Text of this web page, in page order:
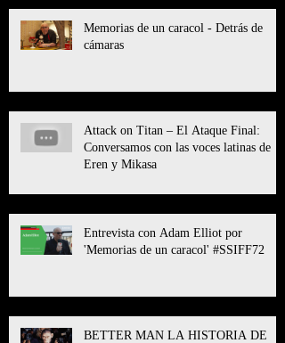
Memorias de un caracol - Detrás de
cámaras
Attack on Titan – El Ataque Final:
Conversamos con las voces latinas de
Eren y Mikasa
Entrevista con Adam Elliot por
'Memorias de un caracol' #SSIFF72
BETTER MAN LA HISTORIA DE